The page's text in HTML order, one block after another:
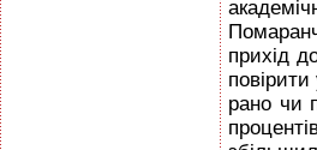
прихід
рано чи